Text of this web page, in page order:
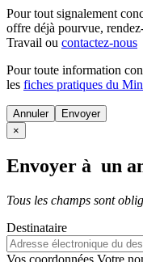
Pour tout signalement
offre déjà pourvue,
Travail ou contactez-nous
Pour toute information
les fiches pratiques du
Annuler
×
Envoyer à un
Tous les champs sont
Destinataire
Vos coordonnées Votre